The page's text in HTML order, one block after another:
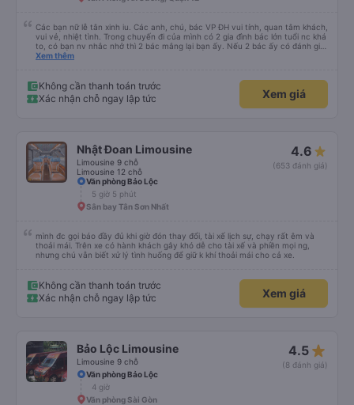
đưa đón nên tôi mới phớt lờ tài xế taxi. Tôi vừa cho xem địa chỉ khách sạn, tài
vọng được gặp bạn lần nữa.
Các bạn nữ lễ tân xinh iu. Các anh, chú, bác VP ĐH vui tính, quan tâm khách,
vui vẻ, nhiệt tình. Trong chuyến đi của mình có 2 gia đình bác lớn tuổi nc khá
to, có bạn nv nhắc nhở thì 2 bác mắng lại bạn ấy. Nếu 2 bác ấy có đánh giá
xấu thì mình ngược lại nha. Bạn ấy nhắc nhở rất đúng. 2 bác nói rất to. To
bạn ấy nha. Nếu bạn ấy bị trừ thì bảo bạn ấy liên hệ sđt của mình, mình hỗ
trợ ạ. Số mình đuôi 666, chuyến ĐH-NT ngày 16/1. À các bạn nữ lễ tân xinh
iu còn đổi cho mình phòng đơn sang đôi xong còn note là (một mình) yêu
Xem thêm
Không cần thanh toán trước
Xác nhận chỗ ngay lập tức
Xem giá
Nhật Đoan Limousine
Limousine 9 chỗ
Limousine 12 chỗ
4.6
(653 đánh giá)
Văn phòng Bảo Lộc
5 giờ 5 phút
Sân bay Tân Sơn Nhất
mình đc gọi báo đầy đủ khi giờ đón thay đổi, tài xế lịch sự, chạy rất êm và
thoải mái. Trên xe có hành khách gây khó dễ cho tài xế và phiền mọi ng,
nhưng chú vẫn biết xử lý tình huống để giữ k khí thoải mái cho cả xe.
Không cần thanh toán trước
Xác nhận chỗ ngay lập tức
Xem giá
Bảo Lộc Limousine
Limousine 9 chỗ
4.5 star_rate
(8 đánh giá)
Văn phòng Bảo Lộc
4 giờ
Văn phòng Sài Gòn